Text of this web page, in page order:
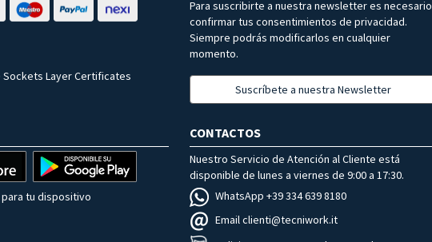
Sockets Layer Certificates
Para suscribirte a nuestra newsletter es necesario
confirmar tus consentimientos de privacidad.
Siempre podrás modificarlos en cualquier
momento.
Suscríbete a nuestra Newsletter
tu dispositivo
CONTACTOS
Nuestro Servicio de Atención al Cliente está
disponible de lunes a viernes de 9:00 a 17:30.
WhatsApp +39 334 639 8180
Email clienti@tecniwork.it